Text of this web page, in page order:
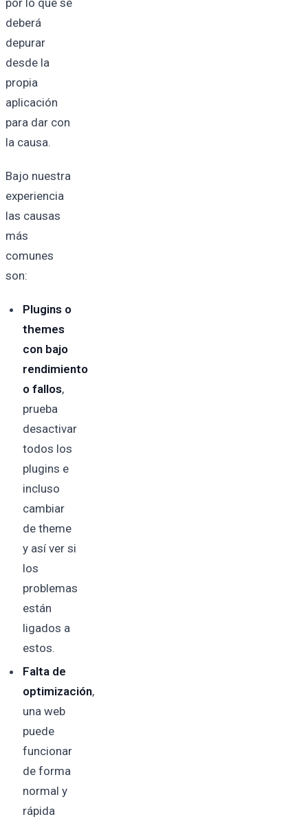
por lo que se
deberá
depurar
desde la
propia
aplicación
para dar con
la causa.
Bajo nuestra
experiencia
las causas
más
comunes
son:
Plugins o
themes
con bajo
rendimiento
o fallos,
prueba
desactivar
todos los
plugins e
incluso
cambiar
de theme
y así ver si
los
problemas
están
ligados a
estos.
Falta de
optimización,
una web
puede
funcionar
de forma
normal y
rápida